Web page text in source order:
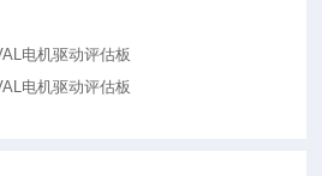
电机驱动评估板
电机驱动评估板